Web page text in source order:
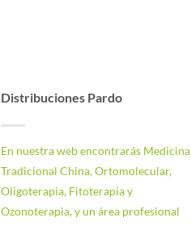
Distribuciones Pardo
En nuestra web encontrarás Medicina
Tradicional China, Ortomolecular,
Oligoterapia, Fitoterapia y
Ozonoterapia, y un área profesional